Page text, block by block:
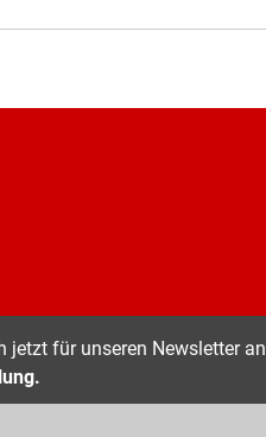
jetzt für unseren Newsletter an